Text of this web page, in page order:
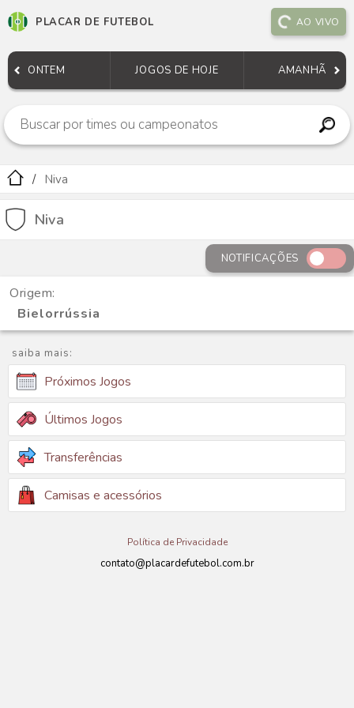
PLACAR DE FUTEBOL AO VIVO
ONTEM JOGOS DE HOJE AMANHÃ
Niva
Niva
NOTIFICAÇÕES
Origem:
Bielorrússia
saiba mais:
Próximos Jogos
Últimos Jogos
Transferências
Camisas e acessórios
Política de Privacidade
contato@placardefutebol.com.br